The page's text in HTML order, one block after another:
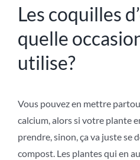
Les coquilles
quelle
utilise?
Vous pouvezen mettre
calcium, alors si votre plante
prendre, sinon, ça va juste se
compost. Les plantes qui en